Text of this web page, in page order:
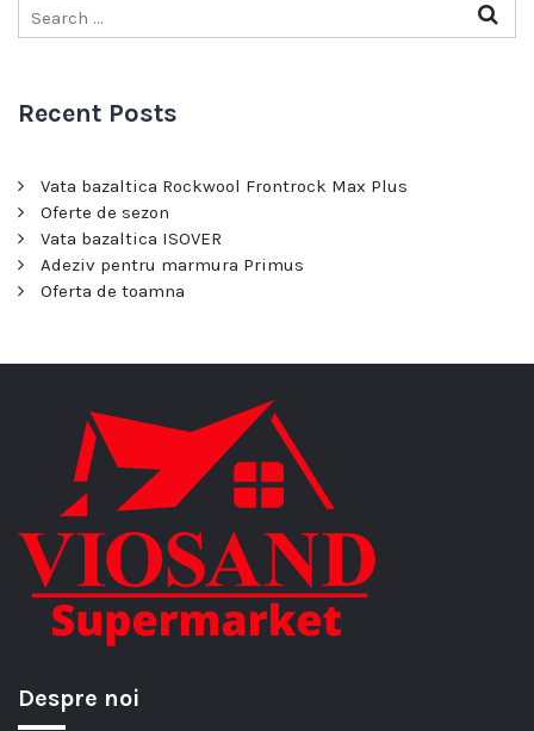
Recent Posts
Vata bazaltica Rockwool Frontrock Max Plus
Oferte de sezon
Vata bazaltica ISOVER
Adeziv pentru marmura Primus
Oferta de toamna
Despre noi